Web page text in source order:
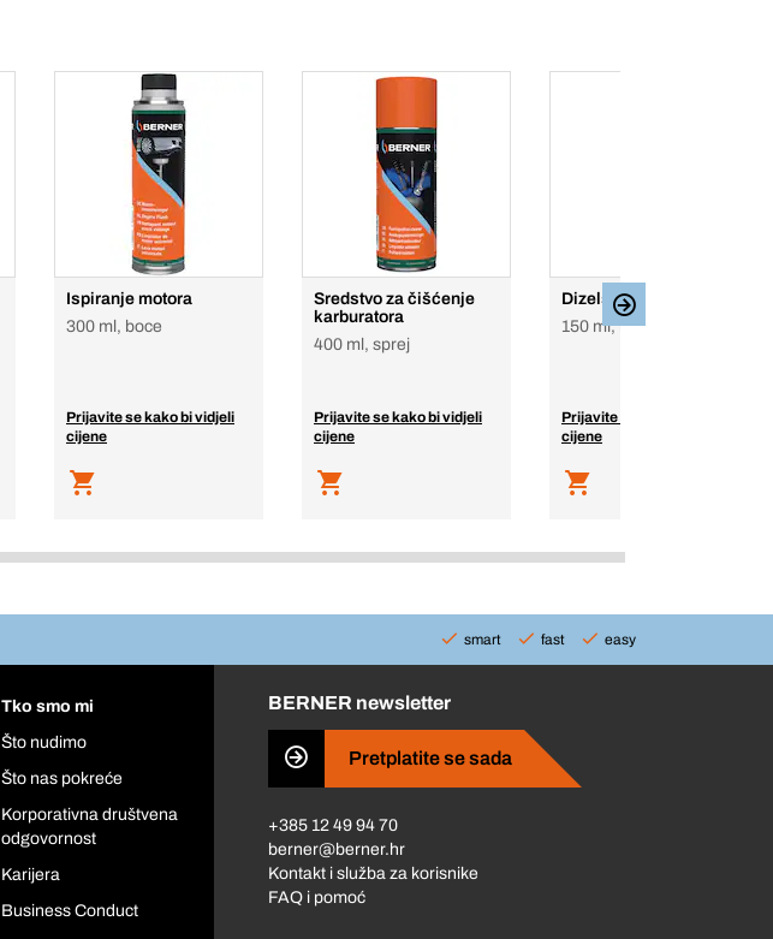
Ispiranje motora
300 ml, boce
Prijavite se kako bi vidjeli
cijene
Sredstvo za čišćenje
karburatora
400 ml, sprej
Prijavite se kako bi vidjeli
cijene
Dizelski aditiv
150 ml, boce
Prijavite se kako bi vidjeli
cijene
smart fast easy
Tko smo mi
Što nudimo
Što nas pokreće
Korporativna društvena
odgovornost
Karijera
Business Conduct
BERNER newsletter
Pretplatite se sada
+385 12 49 94 70
berner@berner.hr
Kontakt i služba za korisnike
FAQ i pomoć